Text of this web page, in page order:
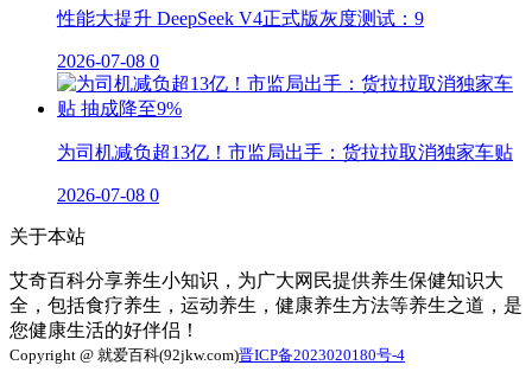
性能大提升 DeepSeek V4正式版灰度测试：9
2026-07-08 0
为司机减负超13亿！市监局出手：货拉拉取消独家车贴
2026-07-08 0
关于本站
艾奇百科分享养生小知识，为广大网民提供养生保健知识大
全，包括食疗养生，运动养生，健康养生方法等养生之道，是
您健康生活的好伴侣！
Copyright @ 就爱百科(92jkw.com)晋ICP备2023020180号-4